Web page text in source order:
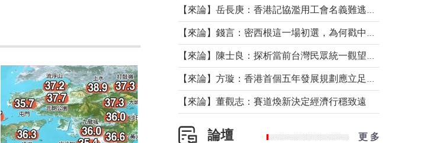
【來論】董觀志：賽道煥新決定經濟行穩致遠
論壇 更 多